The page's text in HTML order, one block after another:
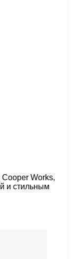
Works,
и стильным